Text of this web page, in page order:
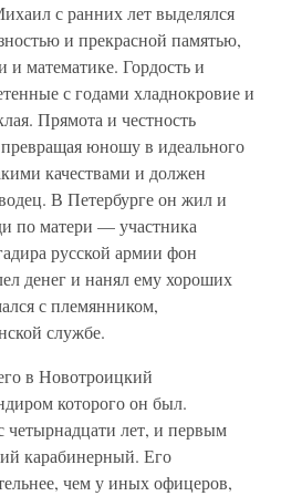
с ранних лет выделялся
и прекрасной памятью,
и математике. Гордость и
с годами хладнокровие и
Прямота и честность
превращая юношу в идеального
качествами и должен
В Петербурге он жил и
по матери — участника
русской армии фон
денег и нанял ему хороших
с племянником,
службе.
в Новотроицкий
которого он был.
четырнадцати лет, и первым
карабинерный. Его
чем у иных офицеров,